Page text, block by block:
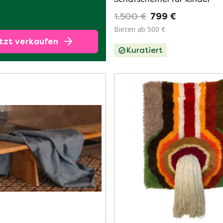
verkaufen
1.500 € 799 €
Bieten ab 500 €
Kuratiert